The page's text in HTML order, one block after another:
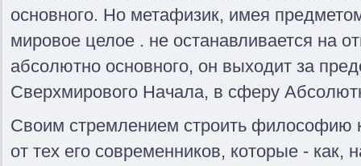
основного. Но метафизик, имея
мировое целое . не останавливается на
абсолютно основного, он выходит за
Сверхмирового Начала, в сферу
Своим стремлением строить философию
от тех его современников, которые -